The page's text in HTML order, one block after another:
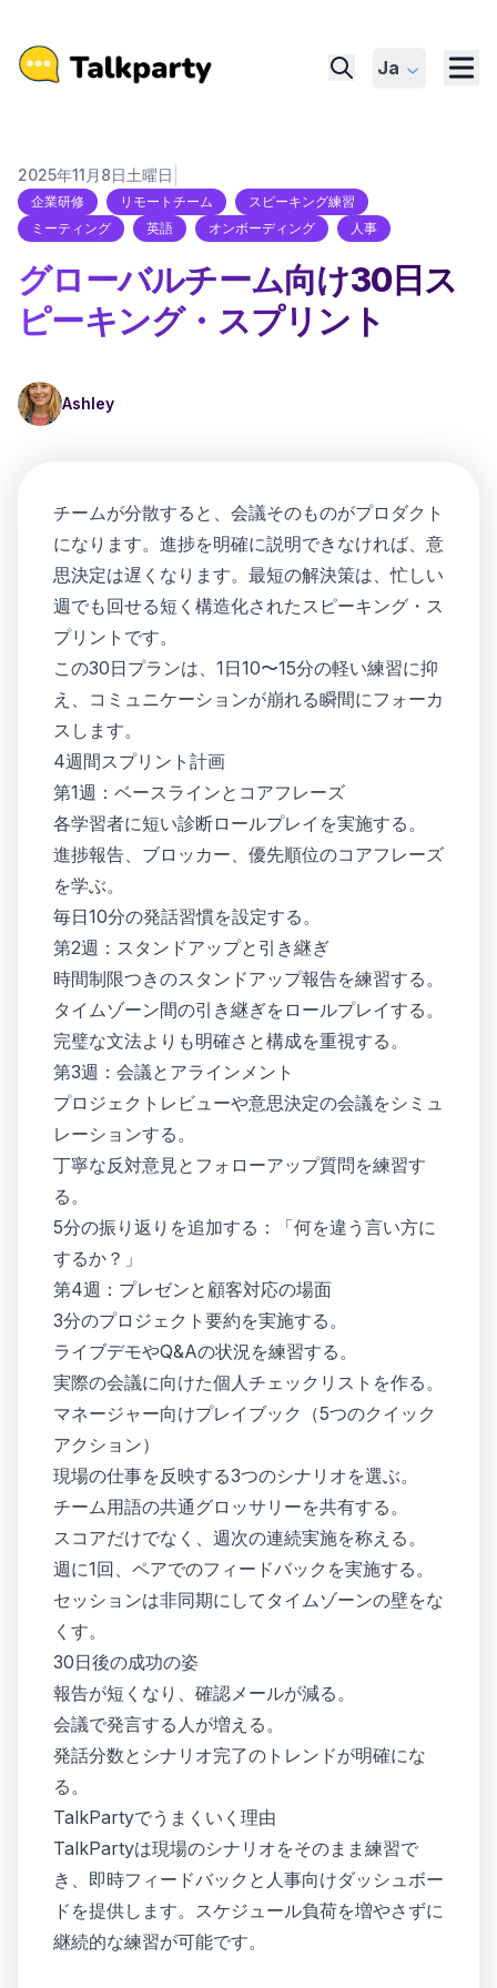
Ja
2025年11月8日土曜日
企業研修 リモートチーム
スピーキング練習
ミーティング
英語 オンボーディング 人事
グローバルチーム向け30日ス
ピーキング・スプリント
Ashley
チームが分散すると、会議そのものがプロダクト
になります。進捗を明確に説明できなければ、意
思決定は遅くなります。最短の解決策は、忙しい
週でも回せる短く構造化されたスピーキング・ス
プリントです。
この30日プランは、1日10〜15分の軽い練習に抑
え、コミュニケーションが崩れる瞬間にフォーカ
スします。
4週間スプリント計画
第1週：ベースラインとコアフレーズ
各学習者に短い診断ロールプレイを実施する。
進捗報告、ブロッカー、優先順位のコアフレーズ
を学ぶ。
毎日10分の発話習慣を設定する。
第2週：スタンドアップと引き継ぎ
時間制限つきのスタンドアップ報告を練習する。
タイムゾーン間の引き継ぎをロールプレイする。
完璧な文法よりも明確さと構成を重視する。
第3週：会議とアラインメント
プロジェクトレビューや意思決定の会議をシミュ
レーションする。
丁寧な反対意見とフォローアップ質問を練習す
る。
5分の振り返りを追加する：「何を違う言い方に
するか？」
第4週：プレゼンと顧客対応の場面
3分のプロジェクト要約を実施する。
ライブデモやQ&Aの状況を練習する。
実際の会議に向けた個人チェックリストを作る。
マネージャー向けプレイブック（5つのクイック
アクション）
現場の仕事を反映する3つのシナリオを選ぶ。
チーム用語の共通グロッサリーを共有する。
スコアだけでなく、週次の連続実施を称える。
週に1回、ペアでのフィードバックを実施する。
セッションは非同期にしてタイムゾーンの壁をな
くす。
30日後の成功の姿
報告が短くなり、確認メールが減る。
会議で発言する人が増える。
発話分数とシナリオ完了のトレンドが明確にな
る。
TalkPartyでうまくいく理由
TalkPartyは現場のシナリオをそのまま練習で
き、即時フィードバックと人事向けダッシュボー
ドを提供します。スケジュール負荷を増やさずに
継続的な練習が可能です。